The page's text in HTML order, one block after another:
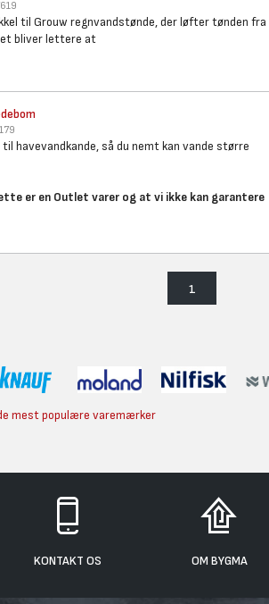
til Grouw regnvandstønde, der løfter tønden fra
bliver lettere at
til havevandkande, så du nemt kan vande større
er en Outlet varer og at vi ikke kan garantere
1
mest populære varemærker
KONTAKT OS OM BYGMA